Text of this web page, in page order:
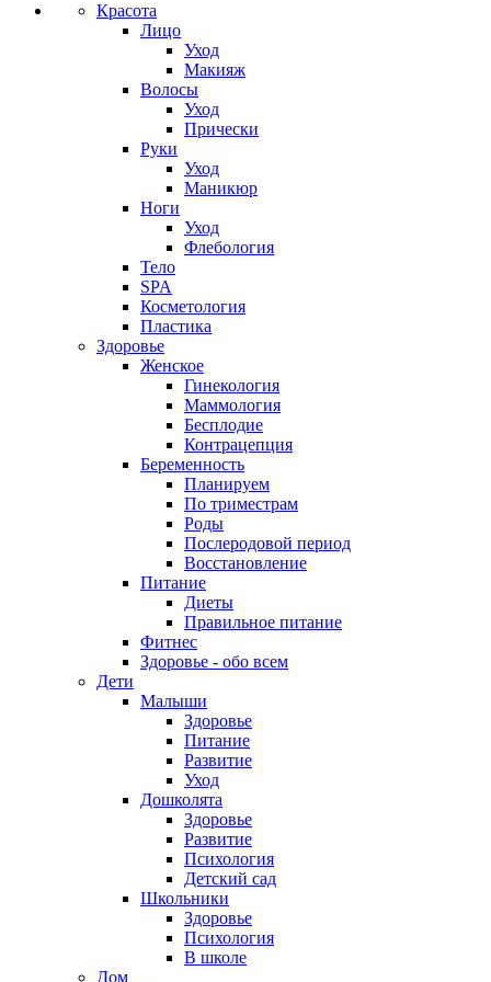
Красота
Лицо
Уход
Макияж
Волосы
Уход
Прически
Руки
Уход
Маникюр
Ноги
Уход
Флебология
Тело
SPA
Косметология
Пластика
Здоровье
Женское
Гинекология
Маммология
Бесплодие
Контрацепция
Беременность
Планируем
По триместрам
Роды
Послеродовой период
Восстановление
Питание
Диеты
Правильное питание
Фитнес
Здоровье - обо всем
Дети
Малыши
Здоровье
Питание
Развитие
Уход
Дошколята
Здоровье
Развитие
Психология
Детский сад
Школьники
Здоровье
Психология
В школе
Дом